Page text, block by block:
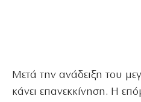
Μετά την ανάδειξη του
κάνει επανεκκίνηση. Η